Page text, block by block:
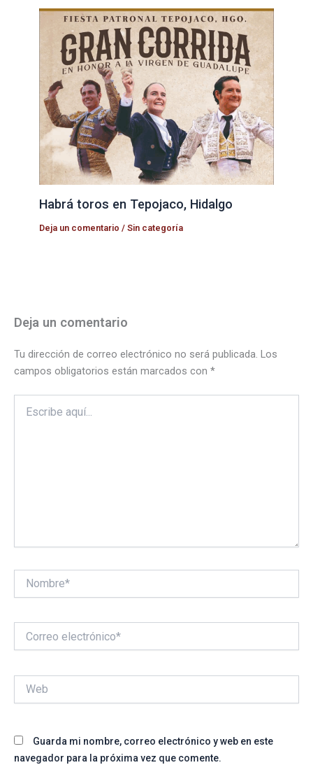
Habrá toros en Tepojaco, Hidalgo
Deja un comentario /Sin categoría
Deja un comentario
Tu dirección de correo electrónico no será publicada. Los
campos obligatorios están marcados con *
aquí...
electrónico*
Guarda mi nombre, correo electrónico y web en este
navegador para la próxima vez que comente.